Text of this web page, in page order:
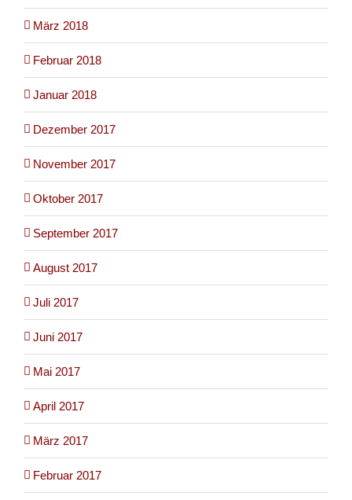
März 2018
Februar 2018
Januar 2018
Dezember 2017
November 2017
Oktober 2017
September 2017
August 2017
Juli 2017
Juni 2017
Mai 2017
April 2017
März 2017
Februar 2017